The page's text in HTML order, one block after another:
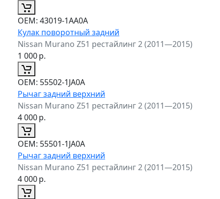
ОЕМ: 43019-1AA0A
Кулак поворотный задний
Nissan Murano Z51 рестайлинг 2 (2011—2015)
1 000р.
ОЕМ: 55502-1JA0A
Рычаг задний верхний
Nissan Murano Z51 рестайлинг 2 (2011—2015)
4 000р.
ОЕМ: 55501-1JA0A
Рычаг задний верхний
Nissan Murano Z51 рестайлинг 2 (2011—2015)
4 000р.